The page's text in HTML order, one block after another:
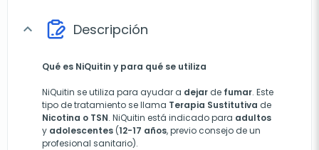
expand_more Descripción
Qué es NiQuitin y para qué se utiliza
NiQuitin se utiliza para ayudar a dejar de fumar. Este
tipo de tratamiento se llama Terapia Sustitutiva de
Nicotina o TSN. NiQuitin está indicado para adultos
y adolescentes (12-17 años, previo consejo de un
profesional sanitario).